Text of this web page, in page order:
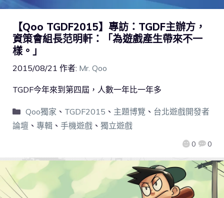
【Qoo TGDF2015】專訪：TGDF主辦方，
資策會組長范明軒：「為遊戲產生帶來不一
樣。」
2015/08/21 作者: Mr. Qoo
0 0
TGDF今年來到第四屆，人數一年比一年多
Qoo獨家 、 TGDF2015 、 主題博覽 、 台北遊戲開發者
論壇 、 專輯 、 手機遊戲 、 獨立遊戲